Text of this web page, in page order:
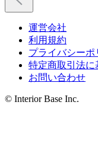
運営会社
利用規約
プライバシーポ
特定商取引法に
お問い合わせ
© Interior Base Inc.